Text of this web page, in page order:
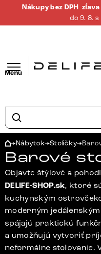
Nákupy bez DPH zĺava
do 9. 8.
Menu
Nábytok Stoličky
Barové
Objavte štýlové a
DELIFE-SHOP.sk, ktoré
kuchynským
moderným
spájajú praktickú
a umožňujú vytvoriť
neformálne stolovanie.